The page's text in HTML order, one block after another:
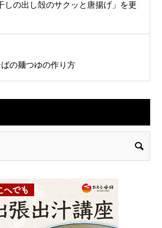
しの出し殻のサクッと唐揚げ」を更
の麺つゆの作り方